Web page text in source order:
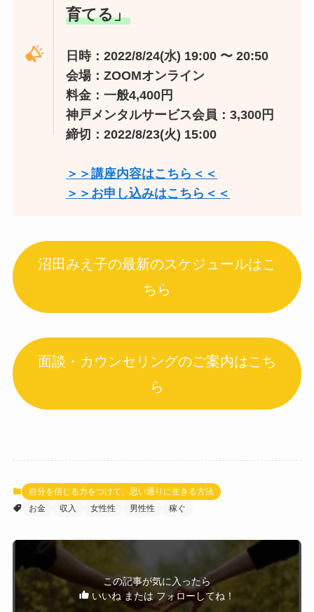
育てる」
日時：2022/8/24(水) 19:00 〜 20:50
会場：ZOOMオンライン
料金：一般4,400円
神戸メンタルサービス会員：3,300円
締切：2022/8/23(火) 15:00
＞＞講座内容はこちら＜＜
＞＞お申し込みはこちら＜＜
沼田みえ子の最新のスケジュールはこ
ちら
面談・カウンセリングのご案内はこち
ら
自分を信じる力をつけて、思い通りに生きる方法
お金
収入 女性性 男性性 稼ぐ
この記事が気に入ったら
いいね または フォローしてね！